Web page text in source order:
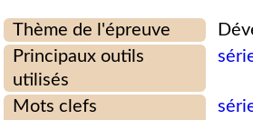
Thème de l'épreuve
Principaux outils
utilisés
Mots clefs